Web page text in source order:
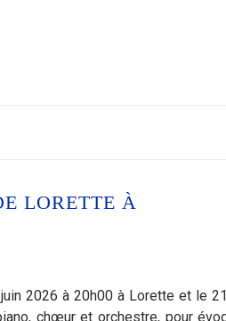
LORETTE À
2026 à 20h00 à Lorette et le
chœur et orchestre, pour